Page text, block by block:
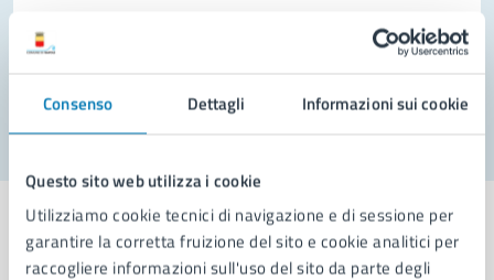
Consenso Dettagli Informazioni sui cookie
Questo sito web utilizza i cookie
Utilizziamo cookie tecnici di navigazione e di sessione per
garantire la corretta fruizione del sito e cookie analitici per
raccogliere informazioni sull'uso del sito da parte degli
Problemi in città